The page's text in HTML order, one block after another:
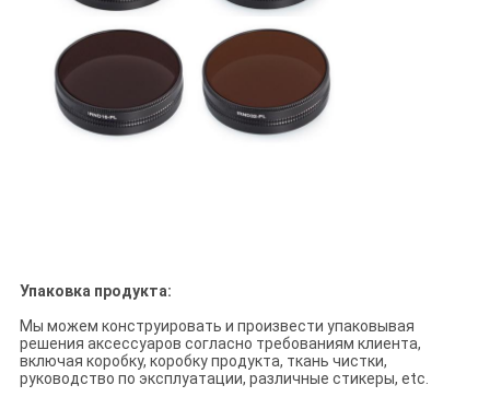
Упаковка продукта:
Мы можем конструировать и произвести упаковывая
решения аксессуаров согласно требованиям клиента,
включая коробку, коробку продукта, ткань чистки,
руководство по эксплуатации, различные стикеры, etc.